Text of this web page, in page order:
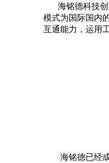
海铭德科技
模式为国际国内
互通能力，运用
海铭德已经成